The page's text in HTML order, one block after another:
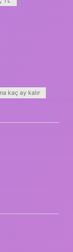
kaç ay kalır